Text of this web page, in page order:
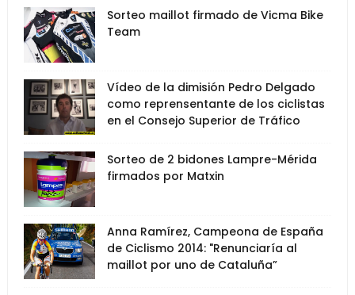
Sorteo maillot firmado de Vicma Bike
Team
Vídeo de la dimisión Pedro Delgado
como reprensentante de los ciclistas
en el Consejo Superior de Tráfico
Sorteo de 2 bidones Lampre-Mérida
firmados por Matxin
Anna Ramírez, Campeona de España
de Ciclismo 2014: "Renunciaría al
maillot por uno de Cataluña”